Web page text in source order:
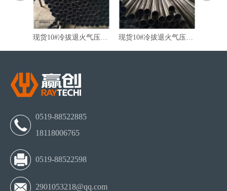
现货10#冷拔退火气压棒精密无缝管 现货10#冷拔退火气压棒无缝管
0519-88522885
18118006765
0519-88522598
2901053218@qq.com